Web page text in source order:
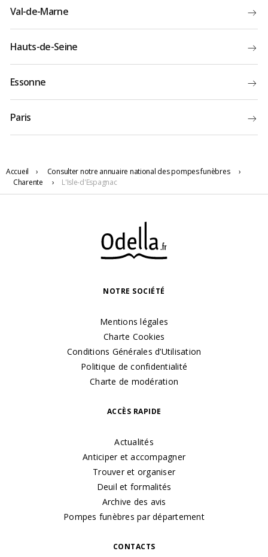
Val-de-Marne
Hauts-de-Seine
Essonne
Paris
Accueil › Consulter notre annuaire national des pompes funèbres
›
Charente
› L'Isle-d'Espagnac
NOTRE SOCIÉTÉ
Mentions légales
Charte Cookies
Conditions Générales d’Utilisation
Politique de confidentialité
Charte de modération
ACCÈS RAPIDE
Actualités
Anticiper et accompagner
Trouver et organiser
Deuil et formalités
Archive des avis
Pompes funèbres par département
CONTACTS